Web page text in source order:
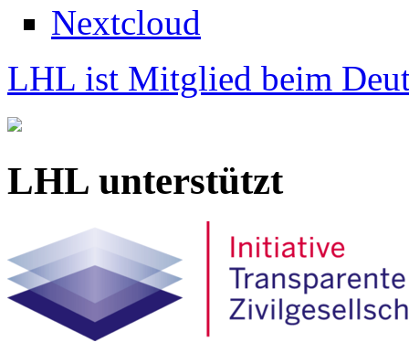
Nextcloud
LHL ist Mitglied beim
LHL unterstützt